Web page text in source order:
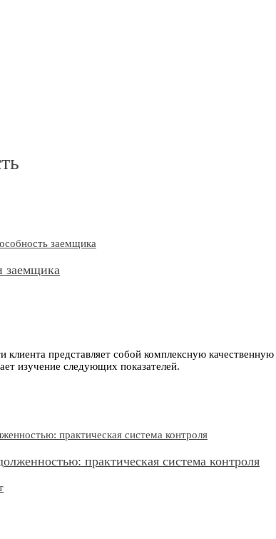
заемщика
клиента представляет собой комплексную
изучение следующих показателей.
практическая система контроля